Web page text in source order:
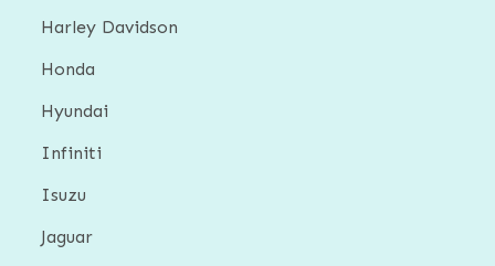
Harley Davidson
Honda
Hyundai
Infiniti
Isuzu
Jaguar